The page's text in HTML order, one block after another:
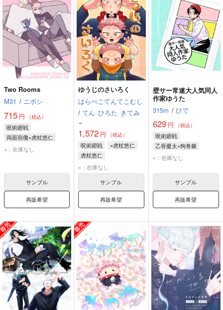
Two Rooms
M31 / ニボシ
715 円 （税込）
呪術廻戦
両面宿儺×虎杖悠仁
虎杖悠仁
×：在庫なし
サンプル
再販希望
ゆうじのさいろく
はらぺこてんてこむし
/ てん ひろた きてみ
ち
1,572 円 （税込）
呪術廻戦
×虎杖悠仁
虎杖悠仁
×：在庫なし
サンプル
再販希望
壁サー常連大人気同人
作家ゆうた
315m / ひで
629円 （税込）
呪術廻戦
乙骨憂太×狗巻棘
乙骨憂太
×：在庫なし
サンプル
再販希望